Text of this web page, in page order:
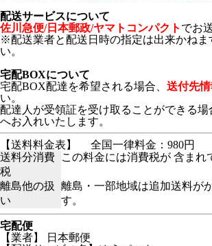
配送サービスについて
佐川急便/日本郵政/ヤマトコンパクト でお
※配送業者と配送日時の指定は出来かねま
い。
宅配BOXについて
宅配BOX配達を希望される場合、 送付先
い。
配達人が受領証を受け取ることができる
へお入れいたします。
【送料料金表】
全国一律料金：980円
送料分消費
税
この料金には消費税が 含まれ
離島他の扱
い
離島・一部地域は追加送料が
す。
宅配便
【業者】 日本郵便